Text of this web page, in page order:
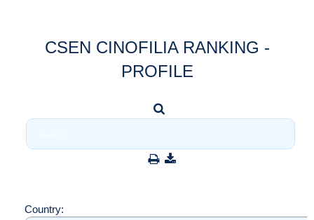
CSEN CINOFILIA RANKING -
PROFILE
Country: